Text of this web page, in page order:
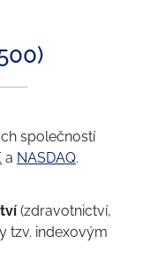
společností
a NASDAQ.
(zdravotnictví,
tzv. indexovým